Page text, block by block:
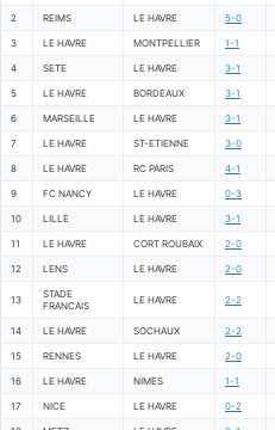
2 REIMS LE HAVRE 5-0
3 LE HAVRE MONTPELLIER 1-1
4 SETE LE HAVRE 3-1
5 LE HAVRE BORDEAUX 3-1
6 MARSEILLE LE HAVRE 3-1
7 LE HAVRE ST-ETIENNE 3-0
8 LE HAVRE RC PARIS 4-1
9 FC NANCY LE HAVRE 0-3
10 LILLE LE HAVRE 3-1
11 LE HAVRE CORT ROUBAIX 2-0
12 LENS LE HAVRE 2-0
13
STADE
FRANCAIS
LE HAVRE 2-2
14 LE HAVRE SOCHAUX 2-2
15 RENNES LE HAVRE 2-0
16 LE HAVRE NIMES 1-1
17 NICE LE HAVRE 0-2